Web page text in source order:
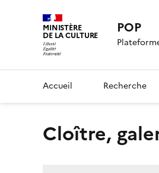
MINISTÈRE
DE LA CULTURE POP
Accueil Recherche
Cloître,